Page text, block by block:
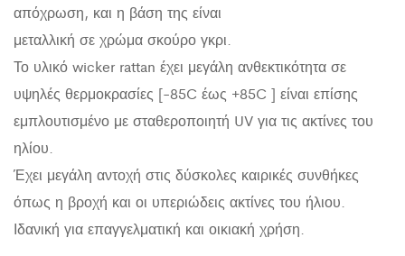
απόχρωση, και η βάση της είναι
μεταλλική σε χρώμα σκούρο γκρι.
Το υλικό wicker rattan έχει μεγάλη ανθεκτικότητα σε
υψηλές θερμοκρασίες [-85C έως +85C ] είναι επίσης
εμπλουτισμένο με σταθεροποιητή UV για τις ακτίνες του
ηλίου.
Έχει μεγάλη αντοχή στις δύσκολες καιρικές συνθήκες
όπως η βροχή και οι υπεριώδεις ακτίνες του ήλιου.
Ιδανική για επαγγελματική και οικιακή χρήση.